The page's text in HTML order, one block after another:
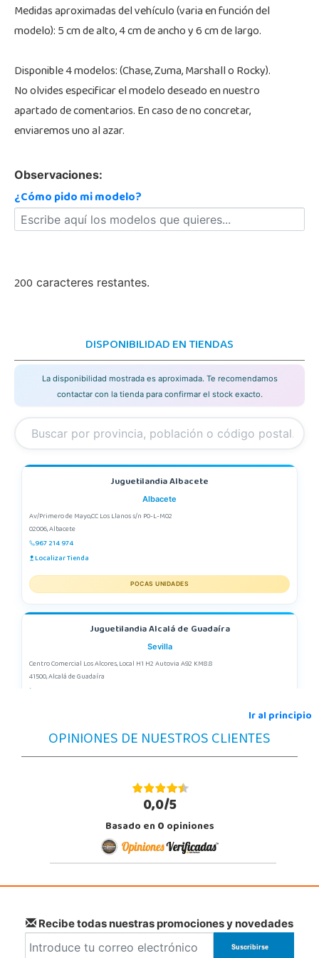
Medidas aproximadas del vehículo (varia en función del
modelo): 5 cm de alto, 4 cm de ancho y 6 cm de largo.
Disponible 4 modelos: (Chase, Zuma, Marshall o Rocky).
No olvides especificar el modelo deseado en nuestro
apartado de comentarios. En caso de no concretar,
enviaremos uno al azar.
Observaciones:
¿Cómo pido mi modelo?
200 caracteres restantes.
DISPONIBILIDAD EN TIENDAS
La disponibilidad mostrada es aproximada. Te recomendamos
contactar con la tienda para confirmar el stock exacto.
Juguetilandia Albacete
Albacete
Av/Primero de Mayo,CC Los Llanos s/n P0-L-M02
02006, Albacete
967 214 974
Localizar Tienda
POCAS UNIDADES
Juguetilandia Alcalá de Guadaíra
Sevilla
Centro Comercial Los Alcores, Local H1 H2 Autovia A92 KM8.8
41500, Alcalá de Guadaíra
Juguetilandia Alcobendas
Madrid
Av. Olímpica, 9, Local A13/21, Centro Comercial La Vega
Juguetilandia Alicante Corfú
Alicante
Ir al principio
OPINIONES DE NUESTROS CLIENTES
0,0/5
Basado en0opiniones
Recibe todas nuestras promociones y novedades